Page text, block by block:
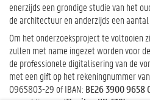
enerzijds een grondige studie van het
de architectuur en anderzijds een
Om het onderzoeksproject te voltooien
zullen met name ingezet worden voor
de professionele digitalisering van de
met een gift op het rekeningnummer
0965803-29 of IBAN: BE26 3900 9658